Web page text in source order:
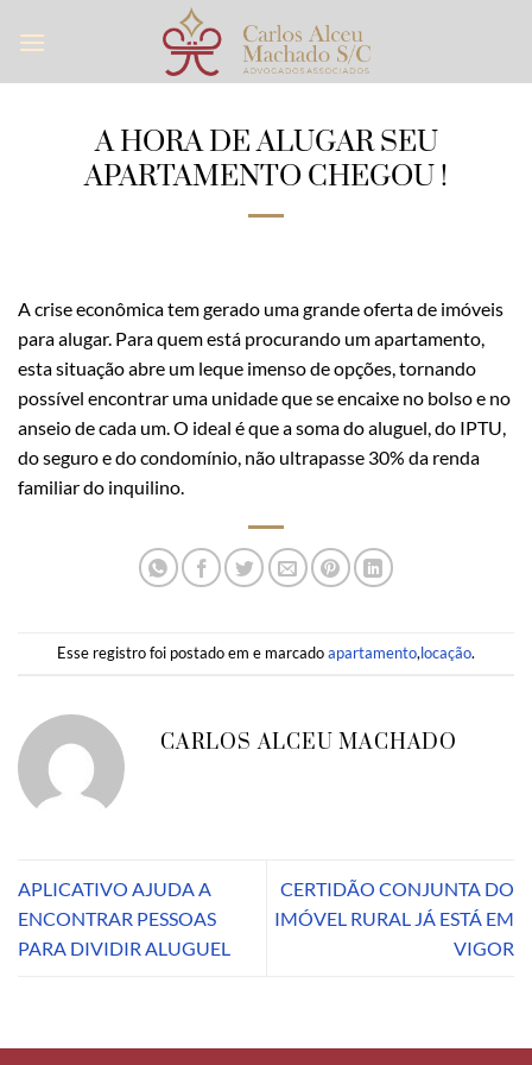
A HORA DE ALUGAR SEU
APARTAMENTO CHEGOU !
A crise econômica tem gerado uma grande oferta de imóveis
para alugar. Para quem está procurando um apartamento,
esta situação abre um leque imenso de opções, tornando
possível encontrar uma unidade que se encaixe no bolso e no
anseio de cada um. O ideal é que a soma do aluguel, do IPTU,
do seguro e do condomínio, não ultrapasse 30% da renda
familiar do inquilino.
Esse registro foi postado em e marcadoapartamento,locação.
CARLOS ALCEU MACHADO
APLICATIVO AJUDA A
ENCONTRAR PESSOAS
PARA DIVIDIR ALUGUEL
CERTIDÃO CONJUNTA DO
IMÓVEL RURAL JÁ ESTÁ EM
VIGOR